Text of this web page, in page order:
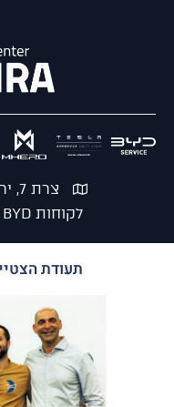
צרת 7, ירושלים
לקוחות BYD התקשרו: 02-6475010
תעודת